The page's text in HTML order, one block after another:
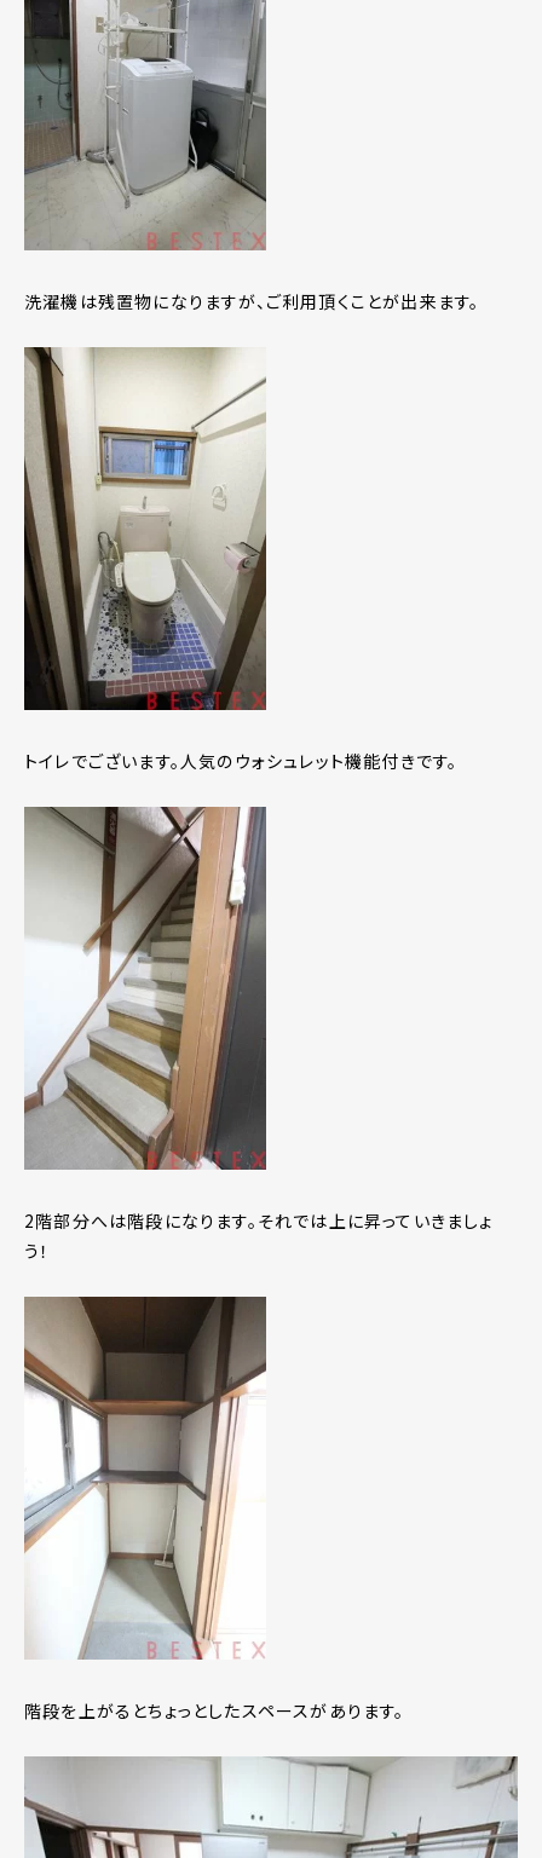
洗濯機は残置物になりますが、ご利用頂くことが出来ます。
トイレでございます。人気のウォシュレット機能付きです。
2階部分へは階段になります。それでは上に昇っていきましょ
う！
階段を上がるとちょっとしたスペースがあります。